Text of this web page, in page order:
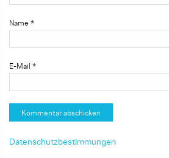
Name *
E-Mail *
Datenschutzbestimmungen